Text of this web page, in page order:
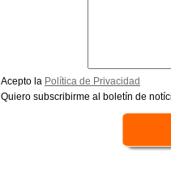
Acepto la Política de Privacidad
Quiero subscribirme al boletín de